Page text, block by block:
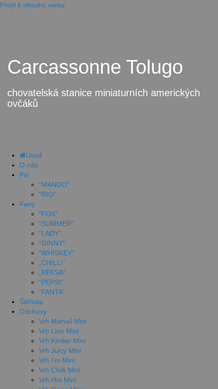
Přejít k obsahu webu
Carcassonne Tolugo
chovatelská stanice miniaturních amerických
ovčáků
Úvod
O nás
Psi
“MANGO”
“RIO”
Feny
“FOX”
“SUMMER”
“LADY”
“GINNY”
“WHISKEY”
„CHILLI“
„KEKSA“
“PEPSI”
“FANTA”
Štěňata
Odchovy
Vrh Marvel Mini
Vrh Lion Mini
Vrh Kinder Mini
Vrh Juicy Mini
Vrh I’m Mini
Vrh Chilli Mini
Vrh Hot Mini